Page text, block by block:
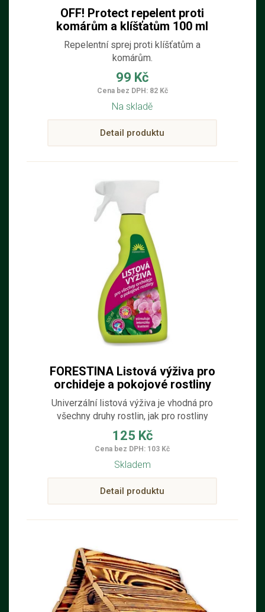
OFF! Protect repelent proti
komárům a klíšťatům 100 ml
Repelentní sprej proti klíšťatům a
komárům.
99 Kč
Cena bez DPH: 82 Kč
Na skladě
Detail produktu
FORESTINA Listová výživa pro
orchideje a pokojové rostliny
500 ml
Univerzální listová výživa je vhodná pro
všechny druhy rostlin, jak pro rostliny
okrasné květem.
125 Kč
Cena bez DPH: 103 Kč
Skladem
Detail produktu